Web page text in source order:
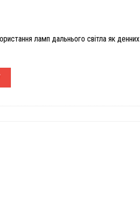
ламп дальнього світла як денних
- дальний в пол накала Half light v.2.0